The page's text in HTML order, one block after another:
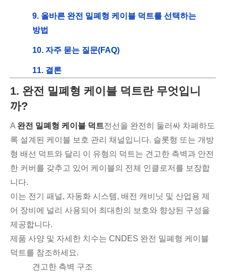
9. 올바른 완전 밀폐형 케이블 덕트를 선택하는
방법
10. 자주 묻는 질문(FAQ)
11. 결론
1. 완전 밀폐형 케이블 덕트란 무엇입니
까?
A 완전 밀폐형 케이블 덕트전선을 완전히 둘러싸 차폐하도
록 설계된 케이블 보호 관리 채널입니다. 슬롯형 또는 개방
형 배선 덕트와 달리 이 유형의 덕트는 견고한 측벽과 안전
한 커버를 갖추고 있어 케이블의 전체 인클로저를 보장합
니다.
이는 전기 패널, 자동화 시스템, 배전 캐비닛 및 산업용 제
어 장비에 널리 사용되어 최대한의 보호와 향상된 구성을
제공합니다.
제품 사양 및 자세한 치수는 CNDES 완전 밀폐형 케이블
덕트를 참조하세요.
견고한 측벽 구조